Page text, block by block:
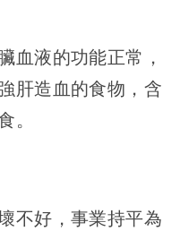
血液的功能正常，
肝造血的食物，含
。
不好，事業持平為